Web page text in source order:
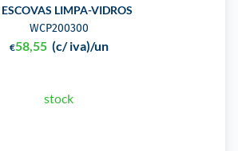
ESCOVAS LIMPA-VIDROS
WCP200300
€58,55 (c/ iva)/un
stock